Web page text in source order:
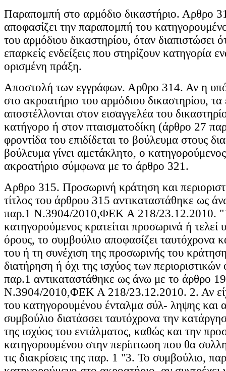
Παραπομπή στο αρμόδιο δικαστήριο. Αρθρο
αποφασίζει την παραπομπή του
του αρμόδιου δικαστηρίου, όταν διαπιστώσει
επαρκείς ενδείξεις που στηρίζουν κατηγορία
ορισμένη πράξη.
Αποστολή των εγγράφων. Αρθρο 314. Αν η
στο ακροατήριο του αρμόδιου δικαστηρίου,
αποστέλλονται στον εισαγγελέα του
κατήγορο ή στον πταισματοδίκη (άρθρο 27
φροντίδα του επιδίδεται το βούλευμα στους
βούλευμα γίνει αμετάκλητο, ο
ακροατήριο σύμφωνα με το άρθρο 321.
Αρθρο 315. Προσωρινή κράτηση και
τίτλος του άρθρου 315 αντικαταστάθηκε ως
παρ.1 Ν.3904/2010,ΦΕΚ Α 218/23.12.2010.
κατηγορούμενος κρατείται προσωρινά ή τελεί
όρους, το συμβούλιο αποφασίζει ταυτόχρονα
του ή τη συνέχιση της προσωρινής του
διατήρηση ή όχι της ισχύος των
παρ.1 αντικαταστάθηκε ως άνω με το άρθρο
Ν.3904/2010,ΦΕΚ Α 218/23.12.2010. 2. Αν
του κατηγορουμένου ένταλμα σύλ- ληψης και
συμβούλιο διατάσσει ταυτόχρονα την
της ισχύος του εντάλματος, καθώς και την
κατηγορουμένου στην περίπτωση που θα
τις διακρίσεις της παρ. 1 "3. Το συμβούλιο,